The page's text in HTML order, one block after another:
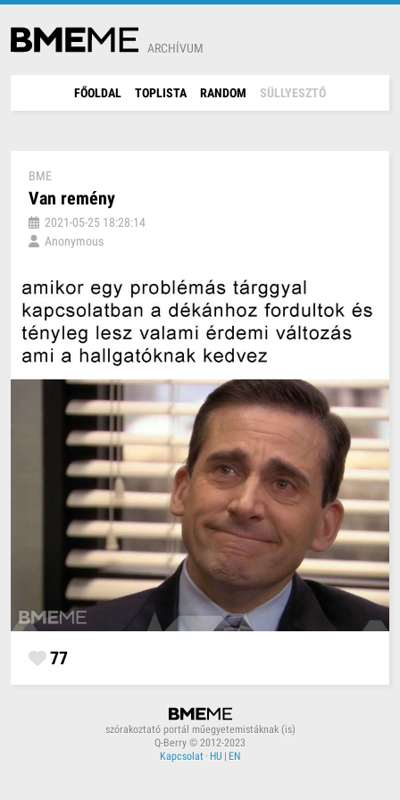
ARCHÍVUM
FŐOLDAL TOPLISTA RANDOM SÜLLYESZTŐ
BME
Van remény
2021-05-25 18:28:14
Anonymous
77
szórakoztató portál műegyetemistáknak (is)
Q-Berry © 2012-2023
Kapcsolat · HU | EN